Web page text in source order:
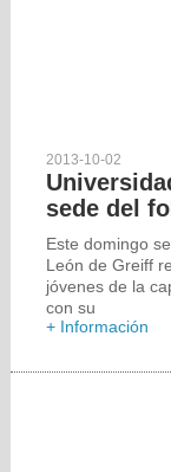
2013-10-02
sede del
Este domingo
León de Greiff
jóvenes de la
con su
+ Información